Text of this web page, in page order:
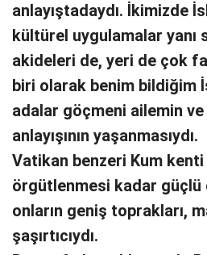
anlayıştadaydı. İkimizde
kültürel uygulamalar yanı
akideleri de, yeri de çok
biri olarak benim bildiğim
adalar göçmeni ailemin
anlayışının yaşanmasıydı.
Vatikan benzeri Kum
örgütlenmesi kadar güçlü
onların geniş toprakları,
şaşırtıcıydı.